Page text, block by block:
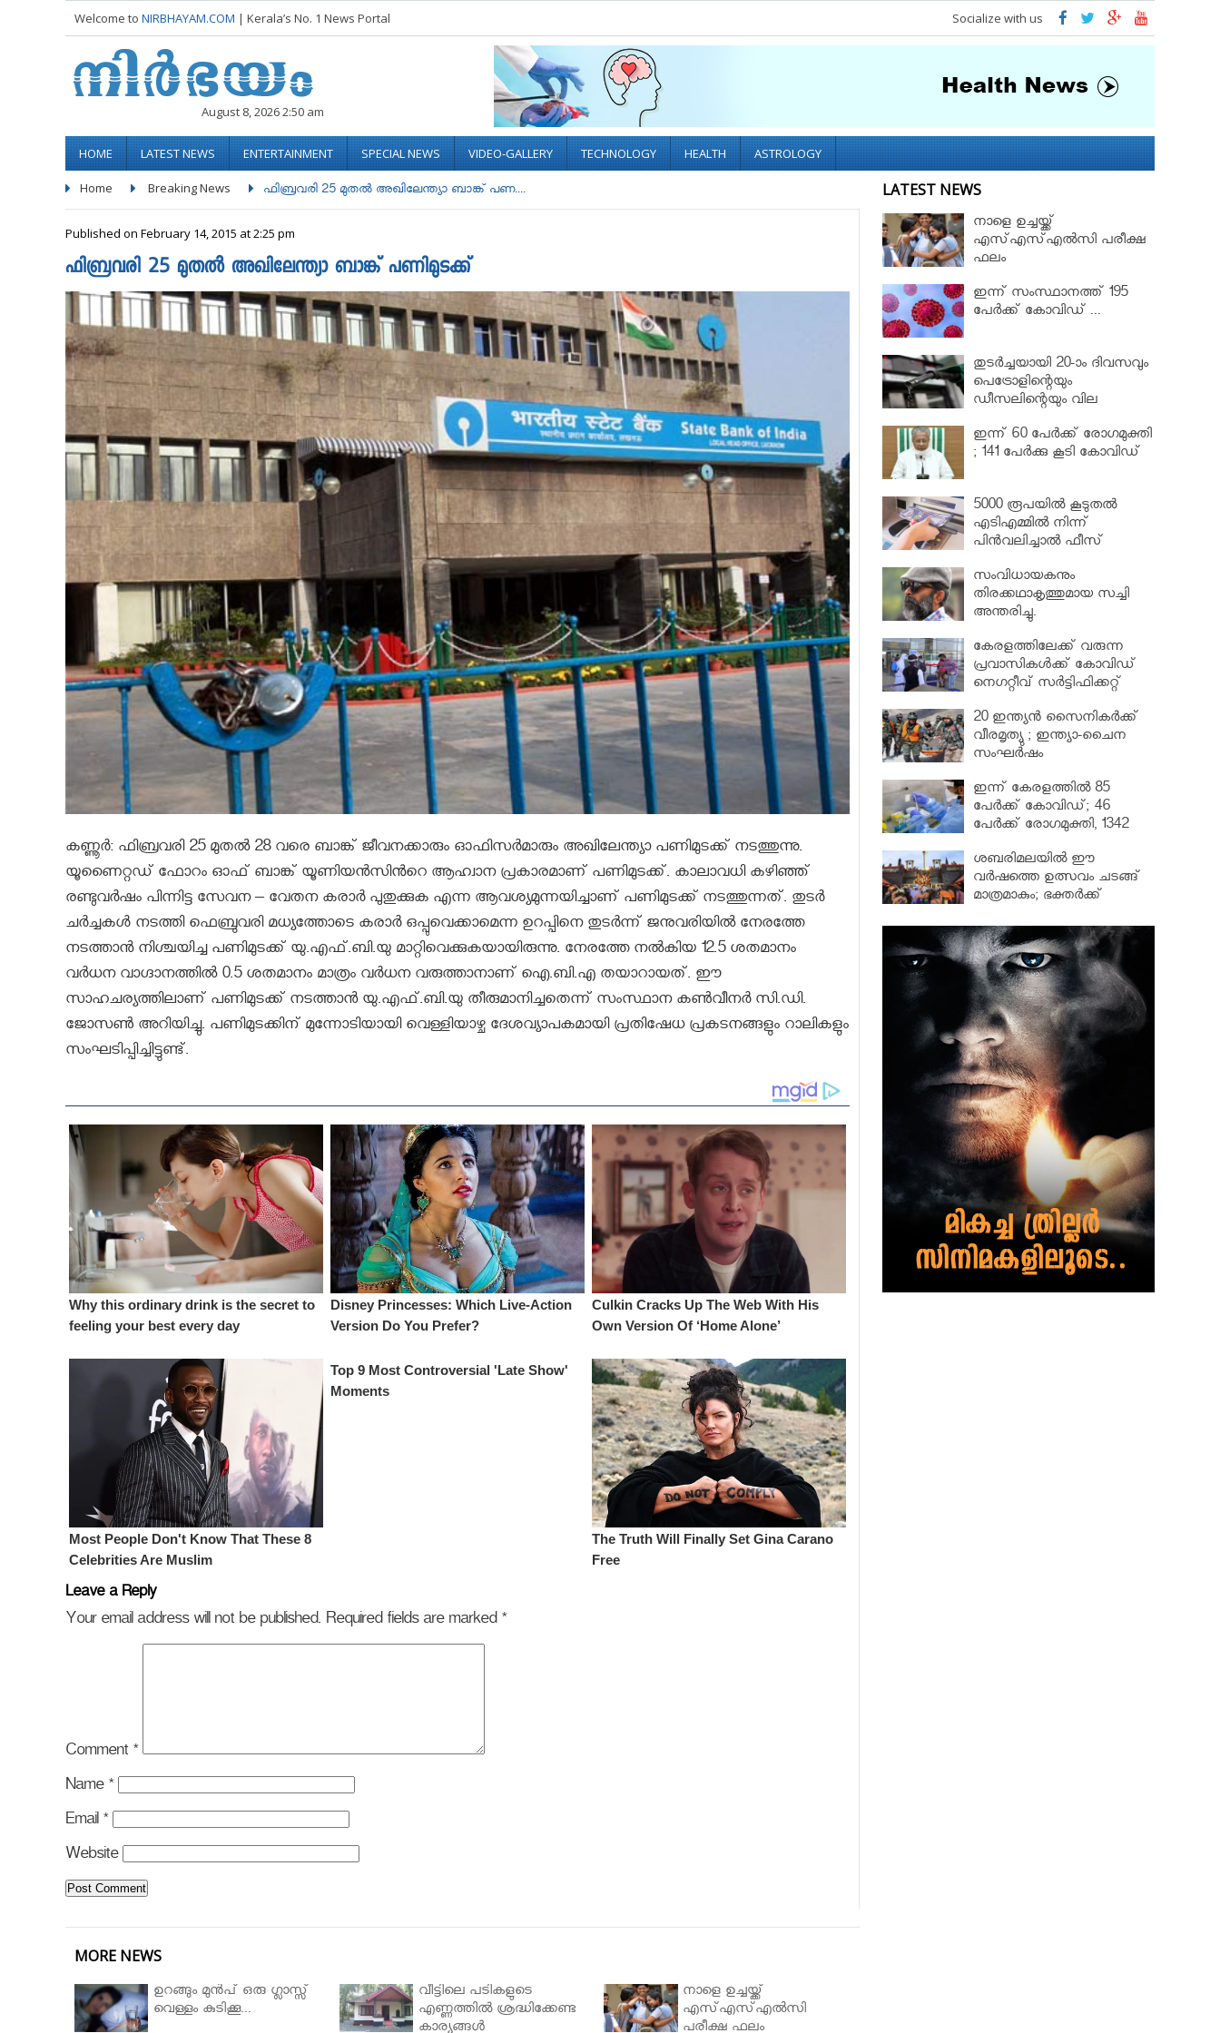
Welcome to NIRBHAYAM.COM | Kerala’s No. 1 News Portal Socialize with us
August 8, 2026 2:50 am
HOME LATEST NEWS ENTERTAINMENT SPECIAL NEWS VIDEO-GALLERY TECHNOLOGY HEALTH ASTROLOGY
Home Breaking News ഫിബ്രവരി 25 മുതല്‍ അഖിലേന്ത്യാ ബാങ്ക് പണ....
Published on February 14, 2015 at 2:25 pm
ഫിബ്രവരി 25 മുതല്‍ അഖിലേന്ത്യാ ബാങ്ക് പണിമുടക്ക്
കണ്ണൂര്‍: ഫിബ്രവരി 25 മുതല്‍ 28 വരെ ബാങ്ക് ജീവനക്കാരും ഓഫിസര്‍മാരും അഖിലേന്ത്യാ പണിമുടക്ക് നടത്തുന്നു.
യൂണൈറ്റഡ് ഫോറം ഓഫ് ബാങ്ക് യൂണിയന്‍സിൻറെ ആഹ്വാന പ്രകാരമാണ് പണിമുടക്ക്. കാലാവധി കഴിഞ്ഞ്
രണ്ടുവര്‍ഷം പിന്നിട്ട സേവന – വേതന കരാര്‍ പുതുക്കുക എന്ന ആവശ്യമുന്നയിച്ചാണ് പണിമുടക്ക് നടത്തുന്നത്. തുടര്‍
ചര്‍ച്ചകള്‍ നടത്തി ഫെബ്രുവരി മധ്യത്തോടെ കരാര്‍ ഒപ്പുവെക്കാമെന്ന ഉറപ്പിനെ തുടര്‍ന്ന് ജനുവരിയില്‍ നേരത്തേ
നടത്താന്‍ നിശ്ചയിച്ച പണിമുടക്ക് യു.എഫ്.ബി.യു മാറ്റിവെക്കുകയായിരുന്നു. നേരത്തേ നല്‍കിയ 12.5 ശതമാനം
വര്‍ധന വാഗ്ദാനത്തില്‍ 0.5 ശതമാനം മാത്രം വര്‍ധന വരുത്താനാണ് ഐ.ബി.എ തയാറായത്. ഈ
സാഹചര്യത്തിലാണ് പണിമുടക്ക് നടത്താന്‍ യു.എഫ്.ബി.യു തീരുമാനിച്ചതെന്ന് സംസ്ഥാന കണ്‍വീനര്‍ സി.ഡി.
ജോസണ്‍ അറിയിച്ചു. പണിമുടക്കിന് മുന്നോടിയായി വെള്ളിയാഴ്ച ദേശവ്യാപകമായി പ്രതിഷേധ പ്രകടനങ്ങളും റാലികളും
സംഘടിപ്പിച്ചിട്ടുണ്ട്.
Leave a Reply
Your email address will not be published. Required fields are marked *
Comment *
Name *
Email *
Website
MORE NEWS
ഉറങ്ങും മുന്‍പ് ഒരു ഗ്ലാസ്സ്
വെള്ളം കുടിക്കൂ...
വീട്ടിലെ പടികളുടെ
എണ്ണത്തിൽ ശ്രദ്ധിക്കേണ്ട
നാളെ ഉച്ചയ്ക്ക്
എസ്എസ്എല്‍സി
LATEST NEWS
നാളെ ഉച്ചയ്ക്ക്
എസ്എസ്എല്‍സി പരീക്ഷ
ഫലം
ഇന്ന് സംസ്ഥാനത്ത് 195
പേര്‍ക്ക് കോവിഡ് ...
തുടർച്ചയായി 20-ാം ദിവസവും
പെട്രോളിന്റെയും
ഡീസലിന്റെയും വില
ഇന്ന് 60 പേർക്ക് രോഗമുക്തി
; 141 പേര്‍ക്കു കൂടി കോവിഡ്
5000 രൂപയിൽ കൂടുതൽ
എടിഎമ്മിൽ നിന്ന്
പിൻവലിച്ചാൽ ഫീസ്
സംവിധായകനും
തിരക്കഥാകൃത്തുമായ സച്ചി
അന്തരിച്ചു.
കേരളത്തിലേക്ക് വരുന്ന
പ്രവാസികള്‍ക്ക് കോവിഡ്
നെഗറ്റീവ് സര്‍ട്ടിഫിക്കറ്റ്
20 ഇന്ത്യൻ സൈനികർക്ക്
വീരമൃത്യു ; ഇന്ത്യാ-ചൈന
സംഘർഷം
ഇന്ന് കേരളത്തിൽ 85
പേർക്ക് കോവിഡ്; 46
പേർക്ക് രോഗമുക്തി, 1342
ശബരിമലയില്‍ ഈ
വർഷത്തെ ഉത്സവം ചടങ്ങ്
മാത്രമാകും; ഭക്തർക്ക്